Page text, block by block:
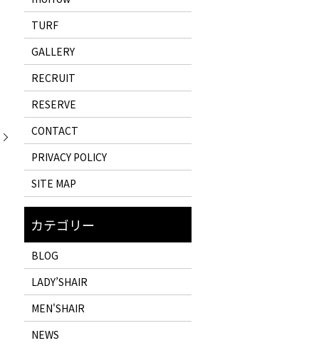
TURF
GALLERY
RECRUIT
RESERVE
CONTACT
PRIVACY POLICY
SITE MAP
BLOG
LADY’SHAIR
MEN'SHAIR
NEWS